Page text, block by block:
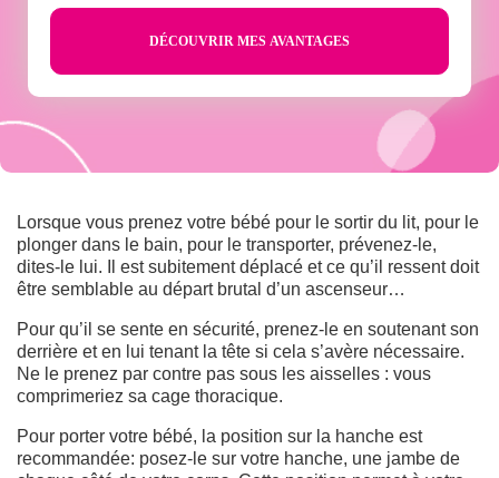
Lorsque vous prenez votre bébé pour le sortir du lit, pour le
plonger dans le bain, pour le transporter, prévenez-le,
dites-le lui. Il est subitement déplacé et ce qu’il ressent doit
être semblable au départ brutal d’un ascenseur…
Pour qu’il se sente en sécurité, prenez-le en soutenant son
derrière et en lui tenant la tête si cela s’avère nécessaire.
Ne le prenez par contre pas sous les aisselles : vous
comprimeriez sa cage thoracique.
Pour porter votre bébé, la position sur la hanche est
recommandée: posez-le sur votre hanche, une jambe de